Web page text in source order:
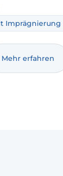
Stoff,
Imprägnierung
Mehr erfahren